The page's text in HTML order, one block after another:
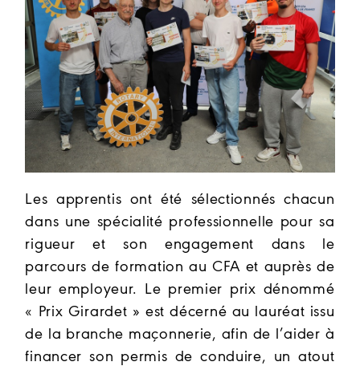
Les apprentis ont été sélectionnés chacun
dans une spécialité professionnelle pour sa
rigueur et son engagement dans le
parcours de formation au CFA et auprès de
leur employeur. Le premier prix dénommé
« Prix Girardet » est décerné au lauréat issu
de la branche maçonnerie, afin de l’aider à
financer son permis de conduire, un atout